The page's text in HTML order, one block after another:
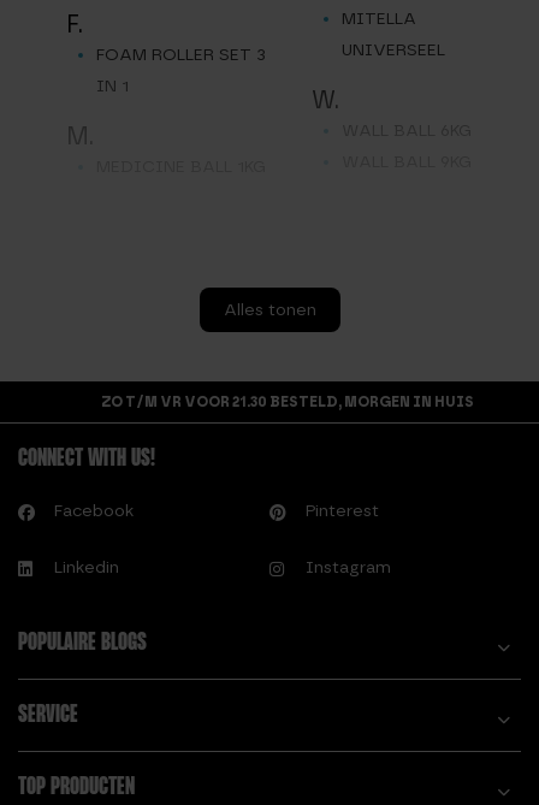
F.
FOAM ROLLER SET 3
IN 1
M.
MITELLA
UNIVERSEEL
W.
Alles tonen
ZO T/M VR VOOR 21.30 BESTELD, MORGEN IN HUIS
CONNECT WITH US!
Facebook Pinterest
Linkedin Instagram
POPULAIRE BLOGS
SERVICE
TOP PRODUCTEN